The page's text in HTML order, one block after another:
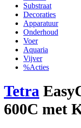
Substraat
Decoraties
Apparatuur
Onderhoud
Voer
Aquaria
Vijver
%Acties
Tetra
600C met